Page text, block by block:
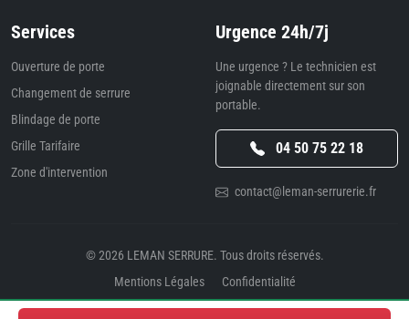
Services
Ouverture de porte
Changement de serrure
Blindage de porte
Grille Tarifaire
Zone d'intervention
Urgence 24h/7j
Une urgence ? Le technicien est
joignable directement sur son
portable.
04 50 75 22 18
contact@leman-serrurerie.fr
© 2026 LEMAN SERRURE. Tous droits réservés.
Mentions Légales
Confidentialité